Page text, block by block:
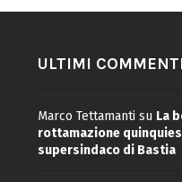
ULTIMI
Marco Tettamanti su La
rottamazione
supersindaco di Bastia